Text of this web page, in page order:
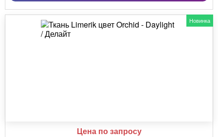
Новинка
Цена по запросу